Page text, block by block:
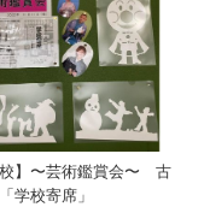
校】〜芸術鑑賞会〜 古
学校寄席」